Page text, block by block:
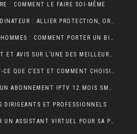
: COMMENT LE FAIRE SOI-MÊME
LE SAC À DOS POUR ORDINATEUR : ALLIER PROTECTION, ORGANISATION ET ÉLÉGANCE AU QUOTIDIEN
CONSEILS MODE POUR HOMMES : COMMENT PORTER UN BIJOU MÉDAILLE AVEC STYLE ?
XTREME HD IPTV : TEST ET AVIS SUR L’UNE DES MEILLEURES OFFRES DU MARCHÉ
SERVEUR IPTV : QU’EST-CE QUE C’EST ET COMMENT CHOISIR LE MEILLEUR EN 2024 ?
GUIDE COMPLET POUR UN ABONNEMENT IPTV 12 MOIS SMART TV
DIRIGEANTS ET PROFESSIONNELS
POURQUOI OPTER POUR UN ASSISTANT VIRTUEL POUR SA PME ET TPE : LA CLÉ D’UNE EFFICACITÉ DÉCUPLÉE